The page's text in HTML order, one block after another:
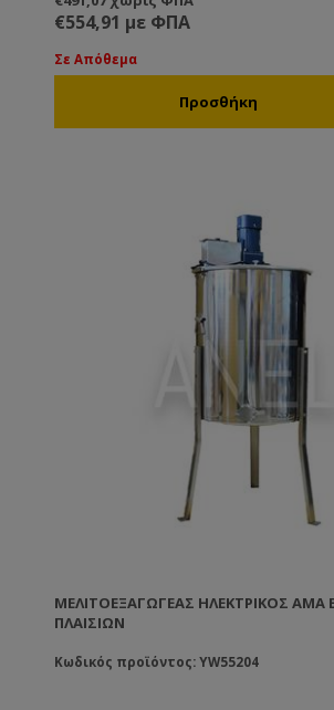
€554,91 με ΦΠΑ
Σε Απόθεμα
ΜΕΛΙΤΟΕΞΑΓΩΓΈΑΣ ΗΛΕΚΤΡΙΚΌΣ AMA
ΠΛΑΙΣΊΩΝ
Κωδικός προϊόντος: YW55204